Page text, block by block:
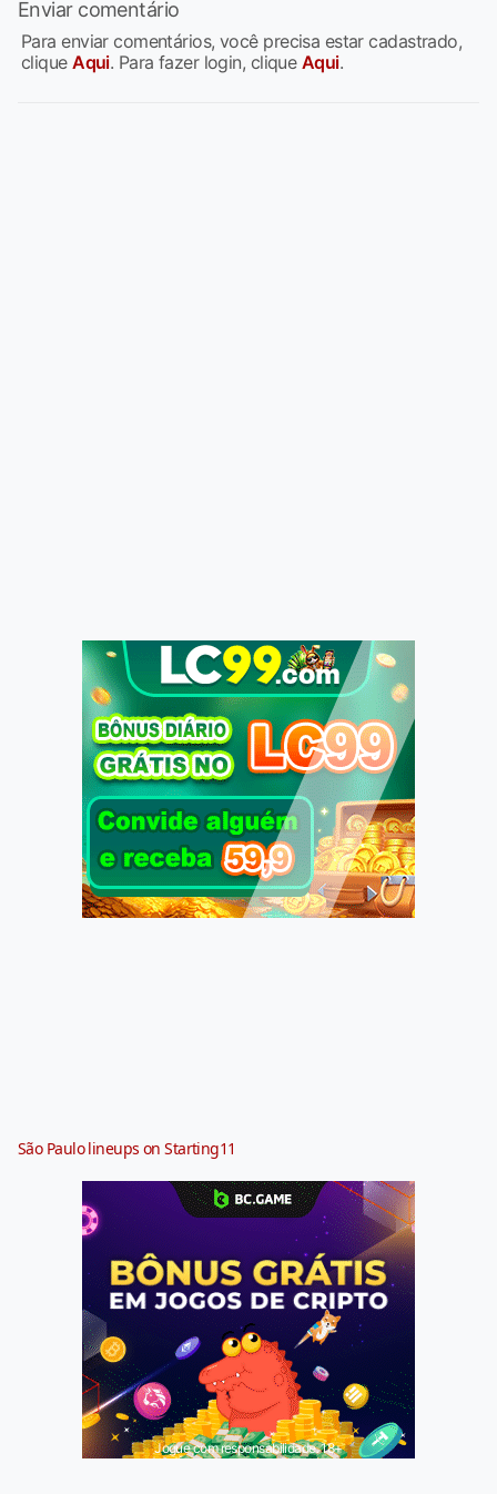
Enviar comentário
Para enviar comentários, você precisa estar cadastrado,
cliqueAqui. Para fazer login, clique Aqui.
São Paulo lineups on Starting11
Jogue com responsabilidade. 18+